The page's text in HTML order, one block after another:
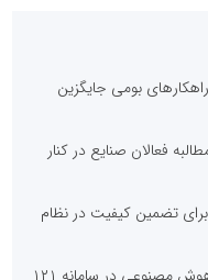
بومی جایگزین
فعالان صنایع در کنار
تضمین کیفیت در نظام